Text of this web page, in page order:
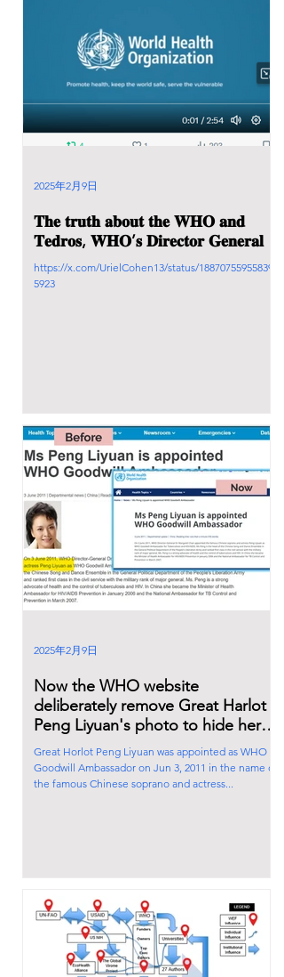
𝐓𝐡𝐞 𝐭𝐫𝐮𝐭𝐡 𝐚𝐛𝐨𝐮𝐭 𝐭𝐡𝐞 𝐖𝐇𝐎 𝐚𝐧𝐝
𝐓𝐞𝐝𝐫𝐨𝐬, 𝐖𝐇𝐎’𝐬 𝐃𝐢𝐫𝐞𝐜𝐭𝐨𝐫 𝐆𝐞𝐧𝐞𝐫𝐚𝐥
https://x.com/UrielCohen13/status/188707559558397
5923
2025年2月9日
Now the WHO website
deliberately remove Great Harlot
Peng Liyuan's photo to hide her
true identity.
Great Horlot Peng Liyuan was appointed as WHO
Goodwill Ambassador on Jun 3, 2011 in the name of
the famous Chinese soprano and actress...
2025年2月9日